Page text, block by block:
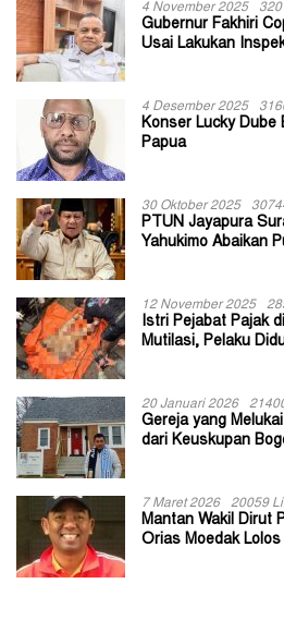
4 November 2025
Gubernur Fakhiri
Usai Lakukan
4 Desember 2025
Konser Lucky Dube
Papua
30 Oktober 2025
PTUN Jayapura
Yahukimo Abaikan
12 November 2025
Istri Pejabat Pajak
Mutilasi, Pelaku
20 Januari 2026
Gereja yang
dari Keuskupan
7 Maret 2026 20059
Mantan Wakil Dirut
Orias Moedak